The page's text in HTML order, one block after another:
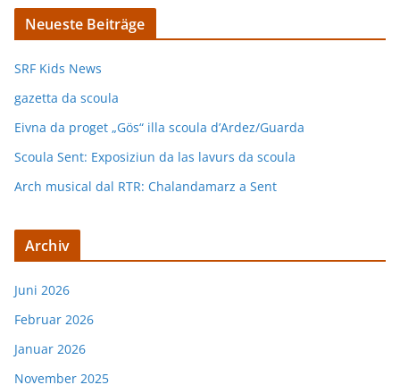
Neueste Beiträge
SRF Kids News
gazetta da scoula
Eivna da proget „Gös“ illa scoula d’Ardez/Guarda
Scoula Sent: Exposiziun da las lavurs da scoula
Arch musical dal RTR: Chalandamarz a Sent
Archiv
Juni 2026
Februar 2026
Januar 2026
November 2025